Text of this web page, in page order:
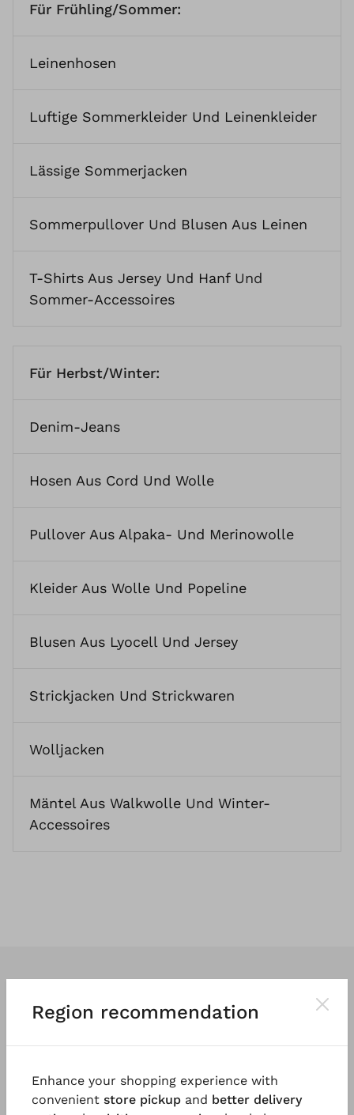
Für Frühling/Sommer:
Leinenhosen
Luftige Sommerkleider Und Leinenkleider
Lässige Sommerjacken
Sommerpullover Und Blusen Aus Leinen
T-Shirts Aus Jersey Und HanfUnd
Sommer-Accessoires
Für Herbst/Winter:
Denim-Jeans
Hosen Aus Cord Und Wolle
Pullover Aus Alpaka- Und Merinowolle
Kleider Aus Wolle Und Popeline
Blusen Aus Lyocell Und Jersey
Strickjacken Und Strickwaren
Wolljacken
Mäntel Aus Walkwolle Und Winter-
Accessoires
und einzigartig wie die Menschen, die
Region recommendation
Enhance your shopping experience with
convenient store pickup and better delivery